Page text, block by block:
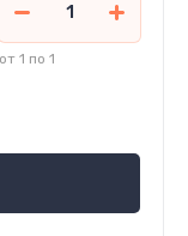
от 1 по 1